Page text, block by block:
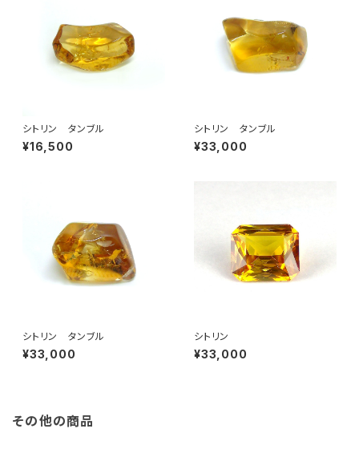
シトリン タンブル
¥16,500
シトリン タンブル
¥33,000
シトリン タンブル
¥33,000
シトリン
¥33,000
その他の商品